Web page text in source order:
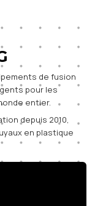
de fusion
pour les
entier.
depuis 2010,
en plastique